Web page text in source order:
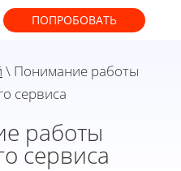
ПОПРОБОВАТЬ
\ Понимание работы
сервиса
работы
сервиса